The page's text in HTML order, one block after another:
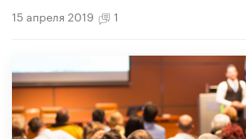
15 апреля 2019 1